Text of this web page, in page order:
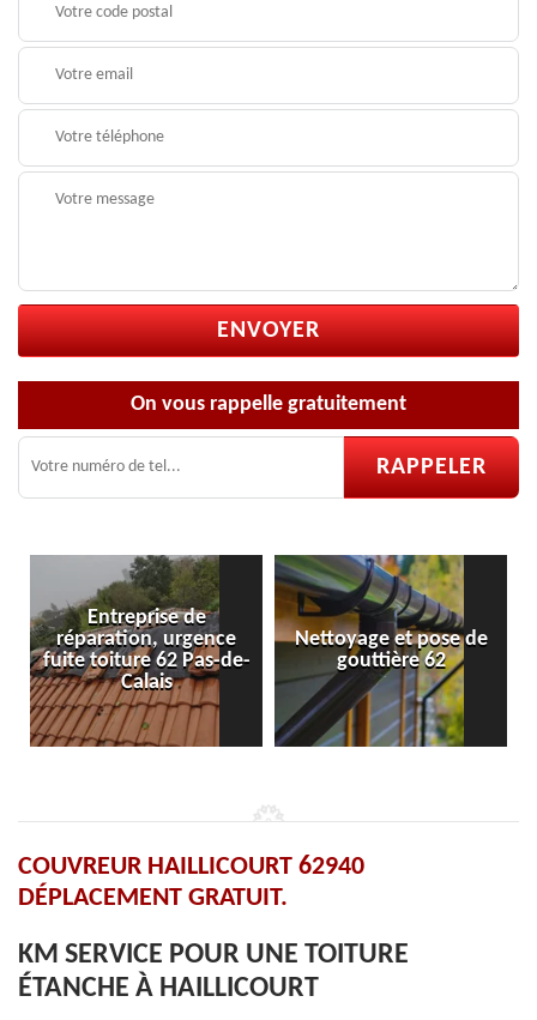
On vous rappelle gratuitement
Nettoyage et pose de
gouttière 62
Pose et réparation de
velux 62
COUVREUR HAILLICOURT 62940
DÉPLACEMENT GRATUIT.
KM SERVICE POUR UNE TOITURE
ÉTANCHE À HAILLICOURT